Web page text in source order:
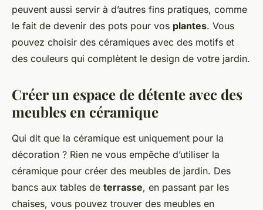
peuvent aussi servir à d’autres fins pratiques, comme
le fait de devenir des pots pour vos plantes. Vous
pouvez choisir des céramiques avec des motifs et
des couleurs qui complètent le design de votre jardin.
Créer un espace de détente avec des
meubles en céramique
Qui dit que la céramique est uniquement pour la
décoration ? Rien ne vous empêche d’utiliser la
céramique pour créer des meubles de jardin. Des
bancs aux tables de terrasse, en passant par les
chaises, vous pouvez trouver des meubles en